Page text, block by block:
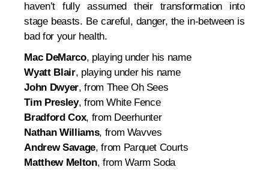
haven’t fully assumed their transformation into
stage beasts. Be careful, danger, the in-between is
bad for your health.
Mac DeMarco, playing under his name
Wyatt Blair, playing under his name
John Dwyer, from Thee Oh Sees
Tim Presley, from White Fence
Bradford Cox, from Deerhunter
Nathan Williams, from Wavves
Andrew Savage, from Parquet Courts
Matthew Melton, from Warm Soda